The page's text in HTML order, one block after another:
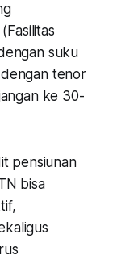
suku
tenor
ke 30-
pensiunan
bisa